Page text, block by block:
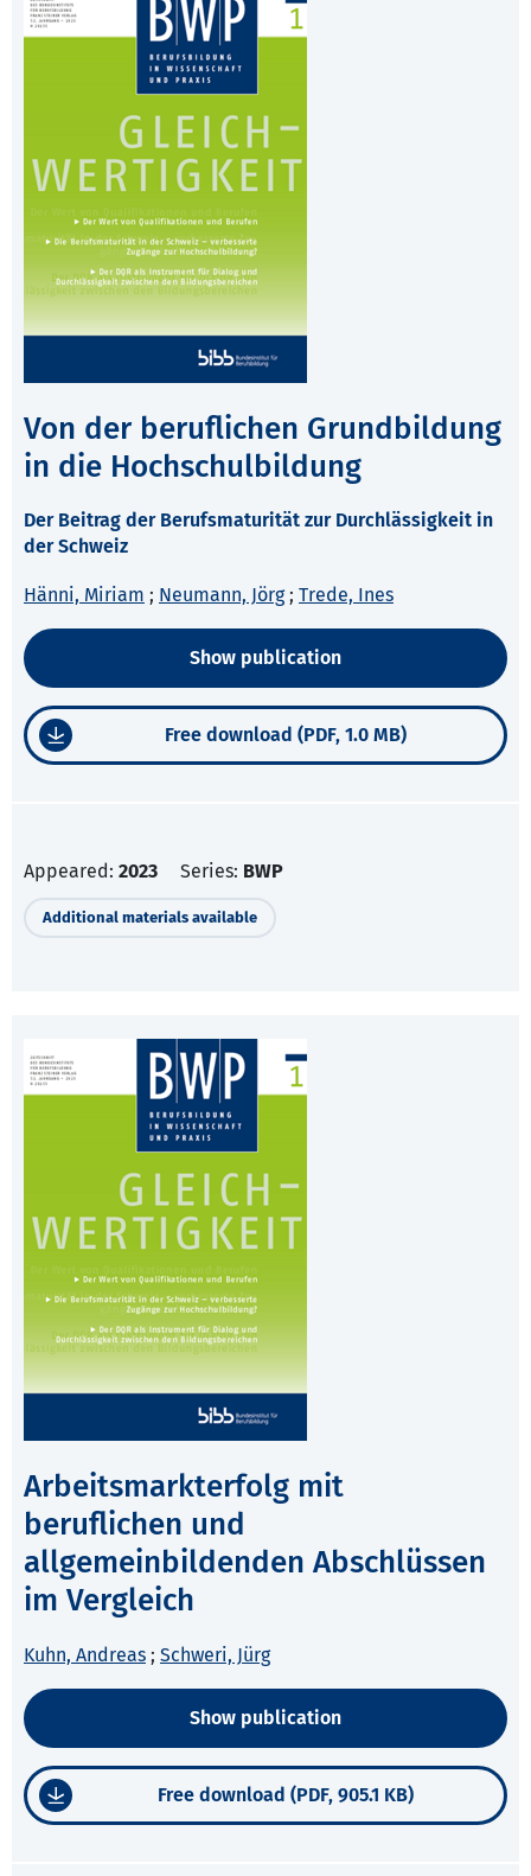
Von der beruflichen Grundbildung
in die Hochschulbildung
Der Beitrag der Berufsmaturität zur Durchlässigkeit in
der Schweiz
Hänni, Miriam ; Neumann, Jörg; Trede, Ines
Show publication
Free download (PDF, 1.0 MB)
Appeared: 2023 Series: BWP
Additional materials available
Arbeitsmarkterfolg mit
beruflichen und
allgemeinbildenden Abschlüssen
im Vergleich
Kuhn, Andreas ; Schweri, Jürg
Show publication
Free download (PDF, 905.1 KB)